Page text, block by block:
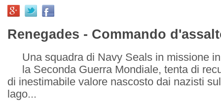
Renegades - Commando
Una squadra di Navy Seals in missione
la Seconda Guerra Mondiale, tenta di
di inestimabile valore nascosto dai nazisti
lago...